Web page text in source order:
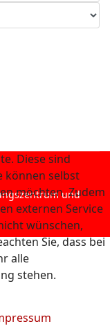
und
Diese sind
können selbst
möchten. Zudem
externen Service
wünschen,
Sie, dass bei
alle
stehen.